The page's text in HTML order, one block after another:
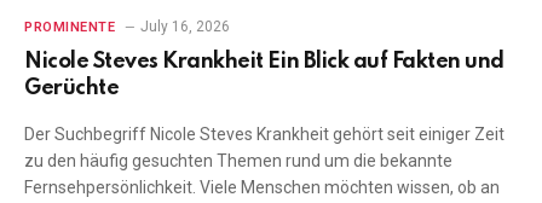
PROMINENTE July 16, 2026
Nicole Steves Krankheit Ein Blick auf Fakten und
Gerüchte
Der Suchbegriff Nicole Steves Krankheit gehört seit einiger Zeit
zu den häufig gesuchten Themen rund um die bekannte
Fernsehpersönlichkeit. Viele Menschen möchten wissen, ob an